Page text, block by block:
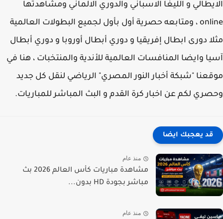
و الليغا الاسباني والدوري الالماني ومشاهدتها
online ، ومتابعه حصرية أول بأول لجميع البطولات العالمية
دورى ابطال إفريقيا و دوري أبطال أوروبا و دوري أبطال
وايضا المنافسات العالمية للأندية والمنتخبات ، هنا في
"شبكة أخبار النور المصري" الرياضي لنقل كل جديد
لكم عن اخبار كرة القدم و البث المباشر للمباريات.
قد يعجبك ايضا
منذ عام
مشاهدة مباريات كأس العالم 2026 بث
مباشر بجودة HD بدون...
منذ عام